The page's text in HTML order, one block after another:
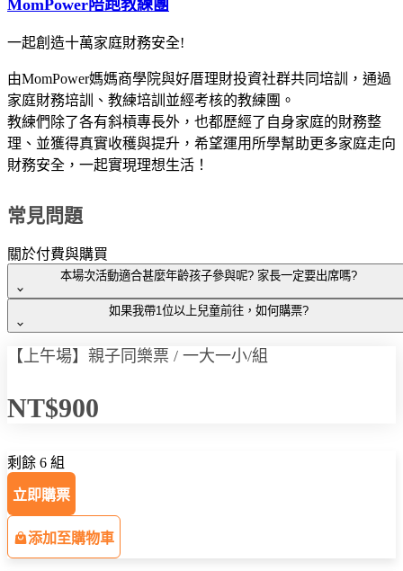
MomPower陪跑教練團
一起創造十萬家庭財務安全!
由MomPower媽媽商學院與好厝理財投資社群共同培訓，通過
家庭財務培訓、教練培訓並經考核的教練團。
教練們除了各有斜槓專長外，也都歷經了自身家庭的財務整
理、並獲得真實收穫與提升，希望運用所學幫助更多家庭走向
財務安全，一起實現理想生活！
常見問題
關於付費與購買
本場次活動適合甚麼年齡孩子參與呢? 家長一定要出席嗎?
# 本活動建議
# 國小三年級以下需由家長陪同進行桌遊，三年級以上則可與
家長分別參與，創造討論話題 。
錢概念，享受親子共學時光。
# 如您因家有二寶必須攜帶
得證書及參與桌遊，無須購票。
如果我帶1位以上兒童前往，如何購票?
# [親子同樂] 票券為一大一小費用，如有1位家長帶2位孩童請
# 如您因為家有二寶，需有幼兒園中班以下孩子
與活動，
【上午場】親子同樂票 / 一大一小/組
NT$900
剩餘 6 組
立即購票
添加至購物車